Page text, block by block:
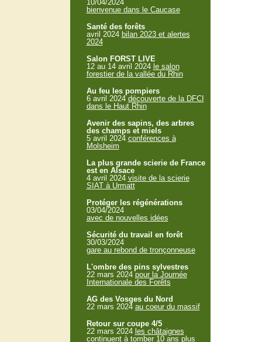
10/04/2024
bienvenue dans le Caucase
Santé des forêts
avril 2024 bilan 2023 et alertes
2024
Salon FORST LIVE
12 au 14 avril 2024 le salon
forestier de la vallée du Rhin
Au feu les pompiers
6 avril 2024 découverte de la DFCI
dans le Haut Rhin
Avenir des sapins, des arbres
des champs et miels
5 avril 2024 conférences à
Molsheim
La plus grande scierie de France
est en Alsace
4 avril 2024 visite de la scierie
SIAT à Urmatt
Protéger les régénérations
03/04/2024
avec de nouvelles idées
Sécurité du travail en forêt
30/03/2024
gare au rebond de tronçonneuse
L'ombre des pins sylvestres
22 mars 2024 pour la Journée
Internationale des Forêts
AG des Vosges du Nord
22 mars 2024 au coeur du massif
Retour sur coupe 4/5
22 mars 2024 les châtaignes
continuent à tomber 10 ans plus